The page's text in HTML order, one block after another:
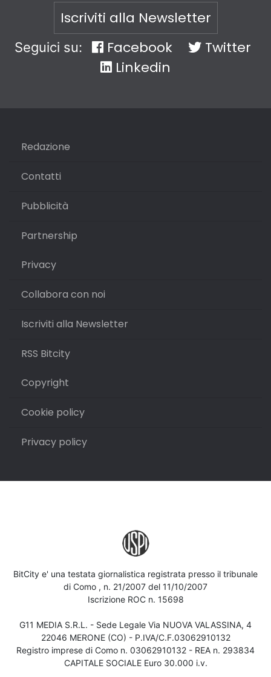
Iscriviti alla Newsletter
Seguici su: Facebook
Twitter
Linkedin
Redazione
Contatti
Pubblicità
Partnership
Privacy
Collabora con noi
Iscriviti alla Newsletter
RSS Bitcity
Copyright
Cookie policy
Privacy policy
BitCity e' una testata giornalistica registrata presso il tribunale
di Como , n. 21/2007 del 11/10/2007
Iscrizione ROC n. 15698
G11 MEDIA S.R.L. - Sede Legale Via NUOVA VALASSINA, 4
22046 MERONE (CO) - P.IVA/C.F.03062910132
Registro imprese di Como n. 03062910132 - REA n. 293834
CAPITALE SOCIALE Euro 30.000 i.v.